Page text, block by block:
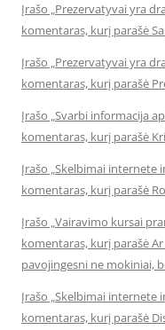
Įrašo „Prezervatyvai yra
komentaras, kurį parašė
Įrašo „Prezervatyvai yra
komentaras, kurį parašė
Įrašo „Svarbi informacija
komentaras, kurį parašė
Įrašo „Skelbimai internete
komentaras, kurį parašė
Įrašo „Vairavimo kursai
komentaras, kurį parašė
pavojingesni ne mokiniai,
Įrašo „Skelbimai internete
komentaras, kurį parašė